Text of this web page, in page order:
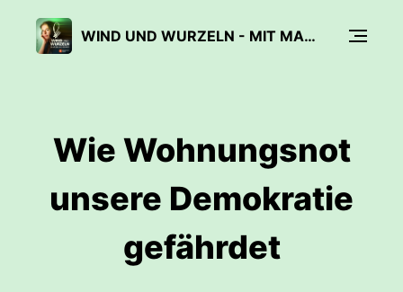
WIND UND WURZELN - MIT MARINA WEISBAND
Wie Wohnungsnot
unsere Demokratie
gefährdet